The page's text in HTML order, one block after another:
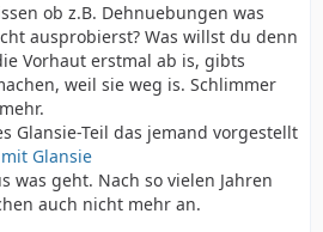
ob z.B. Dehnuebungen was
ausprobierst? Was willst du denn
Vorhaut erstmal ab is, gibts
weil sie weg is. Schlimmer
Glansie-Teil das jemand vorgestellt
Glansie
was geht. Nach so vielen Jahren
auch nicht mehr an.